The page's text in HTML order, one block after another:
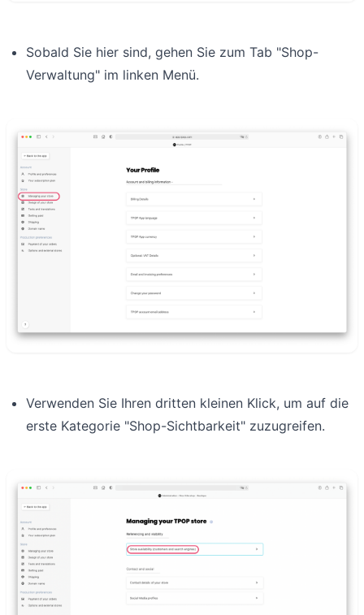
Sobald Sie hier sind, gehen Sie zum Tab "Shop-
Verwaltung" im linken Menü.
Verwenden Sie Ihren dritten kleinen Klick, um auf die
erste Kategorie "Shop-Sichtbarkeit" zuzugreifen.